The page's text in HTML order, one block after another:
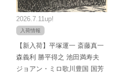
2026.7.11up!
入荷情報
【新入荷】平塚運一 斎藤真一
森義利 勝平得之 池田満寿夫
ジョアン・ミロ歌川豊国 国芳